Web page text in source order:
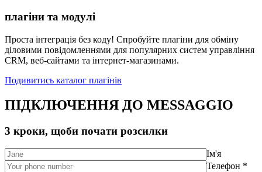
плагіни та модулі
Проста інтеграція без коду! Спробуйте плагіни для обміну
діловими повідомленнями для популярних систем управління
CRM, веб-сайтами та інтернет-магазинами.
Подивитись каталог плагінів
ПІДКЛЮЧЕННЯ ДО MESSAGGIO
3 кроки, щоби почати розсилки
Ім'я
Телефон *